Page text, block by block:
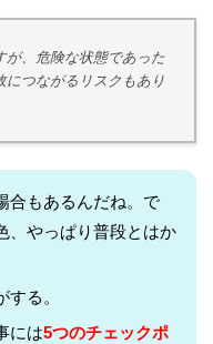
が、危険な状態であった
つながるリスクもあり
合もあるんだね。で
、やっぱり普段とはか
る。
には5つのチェックポ